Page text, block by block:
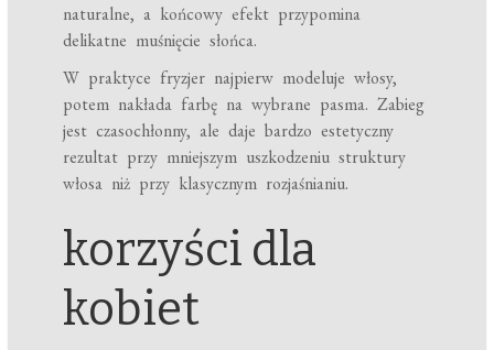
naturalne, a końcowy efekt przypomina
delikatne muśnięcie słońca.
W praktyce fryzjer najpierw modeluje włosy,
potem nakłada farbę na wybrane pasma. Zabieg
jest czasochłonny, ale daje bardzo estetyczny
rezultat przy mniejszym uszkodzeniu struktury
włosa niż przy klasycznym rozjaśnianiu.
korzyści dla
kobiet